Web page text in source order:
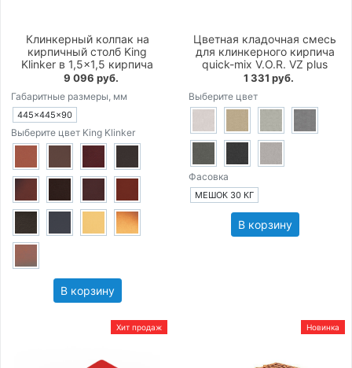
Клинкерный колпак на
кирпичный столб King
Klinker в 1,5×1,5 кирпича
9 096 руб.
Габаритные размеры, мм
445×445×90
Выберите цвет King Klinker
В корзину
Цветная кладочная смесь
для клинкерного кирпича
quick-mix V.O.R. VZ plus
1 331 руб.
Выберите цвет
Фасовка
МЕШОК 30 КГ
В корзину
Хит продаж Новинка